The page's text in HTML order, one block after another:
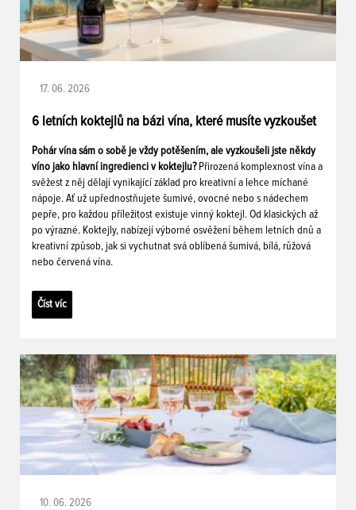
17. 06. 2026
6 letních koktejlů na bázi vína, které musíte vyzkoušet
Pohár vína sám o sobě je vždy potěšením, ale vyzkoušeli jste někdy
víno jako hlavní ingredienci v koktejlu? Přirozená komplexnost vína a
svěžest z něj dělají vynikající základ pro kreativní a lehce míchané
nápoje. Ať už upřednostňujete šumivé, ovocné nebo s nádechem
pepře, pro každou příležitost existuje vinný koktejl. Od klasických až
po výrazné. Koktejly, nabízejí výborné osvěžení během letních dnů a
kreativní způsob, jak si vychutnat svá oblíbená šumivá, bílá, růžová
nebo červená vína.
Číst víc
10. 06. 2026